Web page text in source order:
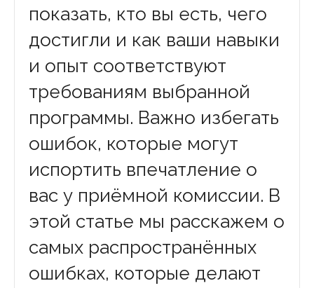
показать, кто вы есть, чего
достигли и как ваши навыки
и опыт соответствуют
требованиям выбранной
программы. Важно избегать
ошибок, которые могут
испортить впечатление о
вас у приёмной комиссии. В
этой статье мы расскажем о
самых распространённых
ошибках, которые делают